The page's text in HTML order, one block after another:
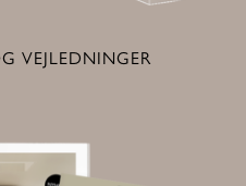
VEJLEDNINGER